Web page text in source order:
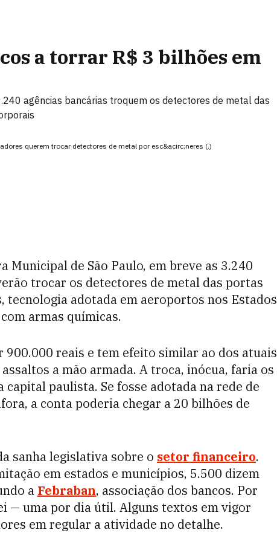
a torrar R$ 3 bilhões em
agências bancárias troquem os detectores de metal das
querem trocar detectores de metal por esc&acirc;neres (.)
Municipal de São Paulo, em breve as 3.240
trocar os detectores de metal das portas
adotada em aeroportos nos Estados
armas químicas.
900.000 reais e tem efeito similar ao dos atuais
a mão armada. A troca, inócua, faria os
paulista. Se fosse adotada na rede de
a conta poderia chegar a 20 bilhões de
sanha legislativa sobre o setor financeiro.
em estados e municípios, 5.500 dizem
a Febraban, associação dos bancos. Por
— uma por dia útil. Alguns textos em vigor
em regular a atividade no detalhe.